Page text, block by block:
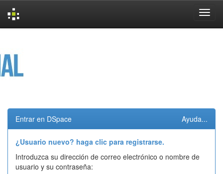
Entrar en DSpace Ayuda...
¿Usuario nuevo? haga clic para registrarse.
Introduzca su dirección de correo electrónico o nombre de
usuario y su contraseña: